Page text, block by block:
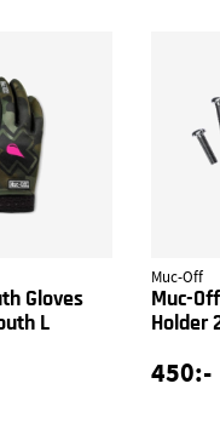
Gloves
L
Muc-Off
Muc-
Holder
450:-